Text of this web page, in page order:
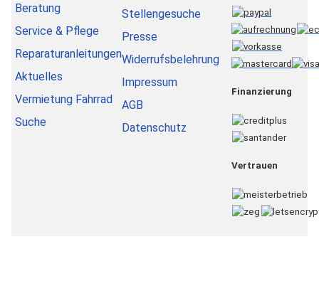
Beratung
Service & Pflege
Reparaturanleitungen
Aktuelles
Vermietung Fahrrad
Suche
Stellengesuche
Presse
Widerrufsbelehrung
Impressum
AGB
Datenschutz
Finanzierung
Vertrauen